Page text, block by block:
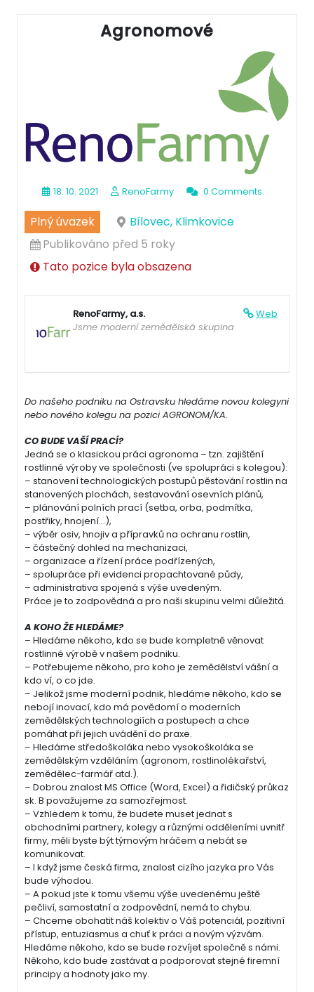
Agronomové
18. 10. 2021 RenoFarmy 0 Comments
Plný úvazek
Bílovec, Klimkovice
Publikováno před 5 roky
Tato pozice byla obsazena
Web
RenoFarmy, a.s.
Jsme moderní zemědělská skupina
Do našeho podniku na Ostravsku hledáme novou kolegyni
nebo nového kolegu na pozici AGRONOM/KA.
CO BUDE VAŠÍ PRACÍ?
Jedná se o klasickou práci agronoma – tzn. zajištění
rostlinné výroby ve společnosti (ve spolupráci s kolegou):
– stanovení technologických postupů pěstování rostlin na
stanovených plochách, sestavování osevních plánů,
– plánování polních prací (setba, orba, podmítka,
postřiky, hnojení…),
– výběr osiv, hnojiv a přípravků na ochranu rostlin,
– částečný dohled na mechanizaci,
– organizace a řízení práce podřízených,
– spolupráce při evidenci propachtované půdy,
– administrativa spojená s výše uvedeným.
Práce je to zodpovědná a pro naši skupinu velmi důležitá.
A KOHO ŽE HLEDÁME?
– Hledáme někoho, kdo se bude kompletně věnovat
rostlinné výrobě v našem podniku.
– Potřebujeme někoho, pro koho je zemědělství vášní a
kdo ví, o co jde.
– Jelikož jsme moderní podnik, hledáme někoho, kdo se
nebojí inovací, kdo má povědomí o moderních
zemědělských technologiích a postupech a chce
pomáhat při jejich uvádění do praxe.
– Hledáme středoškoláka nebo vysokoškoláka se
zemědělským vzděláním (agronom, rostlinolékařství,
zemědělec-farmář atd.).
– Dobrou znalost MS Office (Word, Excel) a řidičský průkaz
sk. B považujeme za samozřejmost.
– Vzhledem k tomu, že budete muset jednat s
obchodními partnery, kolegy a různými odděleními uvnitř
firmy, měli byste být týmovým hráčem a nebát se
komunikovat.
– I když jsme česká firma, znalost cizího jazyka pro Vás
bude výhodou.
– A pokud jste k tomu všemu výše uvedenému ještě
pečliví, samostatní a zodpovědní, nemá to chybu.
– Chceme obohatit náš kolektiv o Váš potenciál, pozitivní
přístup, entuziasmus a chuť k práci a novým výzvám.
Hledáme někoho, kdo se bude rozvíjet společně s námi.
Někoho, kdo bude zastávat a podporovat stejné firemní
principy a hodnoty jako my.